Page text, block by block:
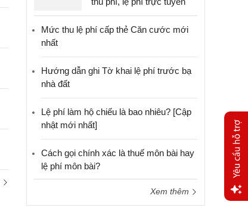
Mức thu lệ phí cấp thẻ Căn cước mới
nhất
Hướng dẫn ghi Tờ khai lệ phí trước bạ
nhà đất
Lệ phí làm hộ chiếu là bao nhiêu? [Cập
nhật mới nhất]
Cách gọi chính xác là thuế môn bài hay
lệ phí môn bài?
Xem thêm